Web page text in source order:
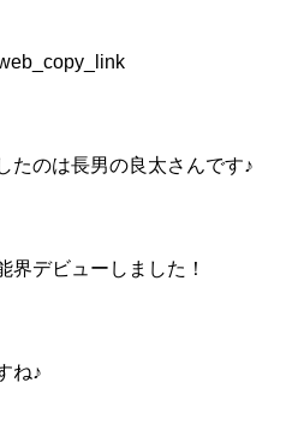
たのは長男の良太さんです♪
デビューしました！
ね♪